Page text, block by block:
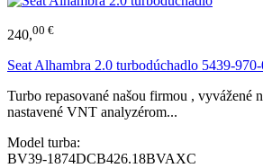
240,00 €
Seat Alhambra 2.0 turbodúchadlo 5439-
Turbo repasované našou firmou , vyvážené
nastavené VNT analyzérom...
Model turba:
BV39-1874DCB426.18BVAXC